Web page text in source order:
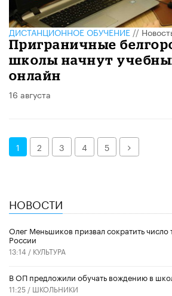
ДИСТАНЦИОННОЕ ОБУЧЕНИЕ//
Приграничные
школы начнут
онлайн
16 августа
1 2 3 4 5 Далее
НОВОСТИ
Олег Меньшиков призвал сократить число
России
13:14 / КУЛЬТУРА
В ОП предложили обучать вождению в
11:25 / ШКОЛЬНИКИ